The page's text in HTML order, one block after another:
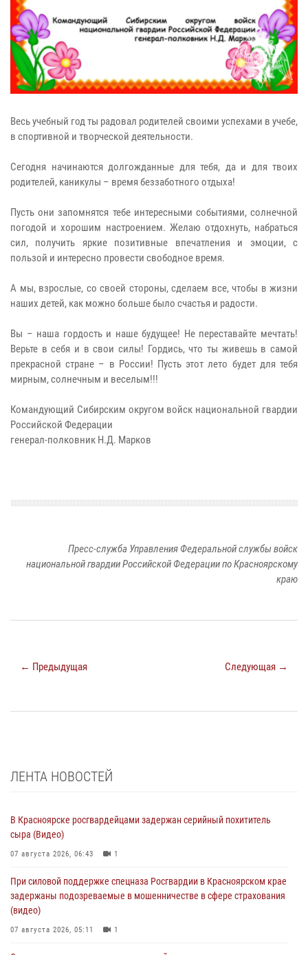
Весь учебный год ты радовал родителей своими успехами в учебе,
в спортивной и творческой деятельности.
Сегодня начинаются долгожданные для тебя, да и для твоих
родителей, каникулы – время беззаботного отдыха!
Пусть они запомнятся тебе интересными событиями, солнечной
погодой и хорошим настроением. Желаю отдохнуть, набраться
сил, получить яркие позитивные впечатления и эмоции, с
пользой и интересно провести свободное время.
А мы, взрослые, со своей стороны, сделаем все, чтобы в жизни
наших детей, как можно больше было счастья и радости.
Вы – наша гордость и наше будущее! Не переставайте мечтать!
Верьте в себя и в свои силы! Гордись, что ты живешь в самой
прекрасной стране – в России! Пусть этот лето будет для тебя
мирным, солнечным и веселым!!!
Командующий Сибирским округом войск национальной гвардии
Российской Федерации
генерал-полковник Н.Д. Марков
Пресс-служба Управления Федеральной службы войск
национальной гвардии Российской Федерации по Красноярскому
краю
← Предыдущая Следующая →
ЛЕНТА НОВОСТЕЙ
В Красноярске росгвардейцами задержан серийный похититель
сыра (Видео)
07 августа 2026, 06:43 1
При силовой поддержке спецназа Росгвардии в Красноярском крае
задержаны подозреваемые в мошенничестве в сфере страхования
(видео)
07 августа 2026, 05:11 1